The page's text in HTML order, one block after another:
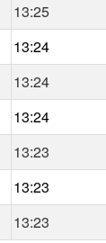
13:25
13:24
13:24
13:24
13:23
13:23
13:23